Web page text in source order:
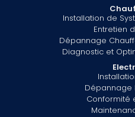
Installation de
Entretien
Dépannage
Diagnostic et
Dépannage
Conformité